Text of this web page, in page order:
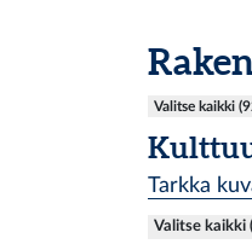
Valitse kaikki
Tarkka
Valitse kaikki